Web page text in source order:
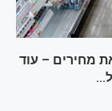
מחירים – עוד